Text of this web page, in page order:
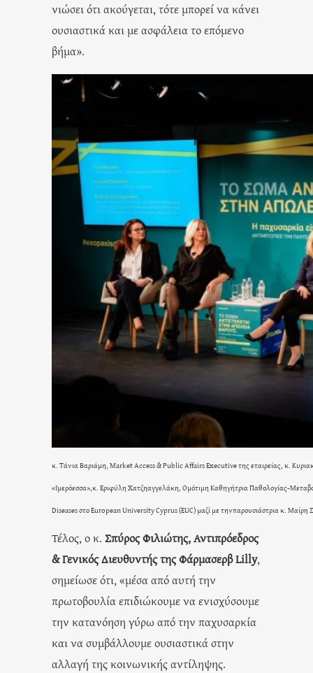
νιώσει ότι ακούγεται, τότε μπορεί να κάνει
ουσιαστικά και με ασφάλεια το επόμενο
βήμα».
κ. Τάνια Βαριάμη, Market Access & Public Affairs Executive της εταιρείας, κ.
«Ιμερόεσσα»,κ. Εριφύλη Χατζηαγγελάκη, Ομότιμη Καθηγήτρια Παθολογίας-
Diseases στο European University Cyprus (EUC) μαζί με τηνπαρουσιάστρια κ. Μαίρη
Τέλος, ο κ. Σπύρος Φιλιώτης, Αντιπρόεδρος
& Γενικός Διευθυντής της Φάρμασερβ Lilly,
σημείωσε ότι, «μέσα από αυτή την
πρωτοβουλία επιδιώκουμε να ενισχύσουμε
την κατανόηση γύρω από την παχυσαρκία
και να συμβάλλουμε ουσιαστικά στην
αλλαγή της κοινωνικής αντίληψης.